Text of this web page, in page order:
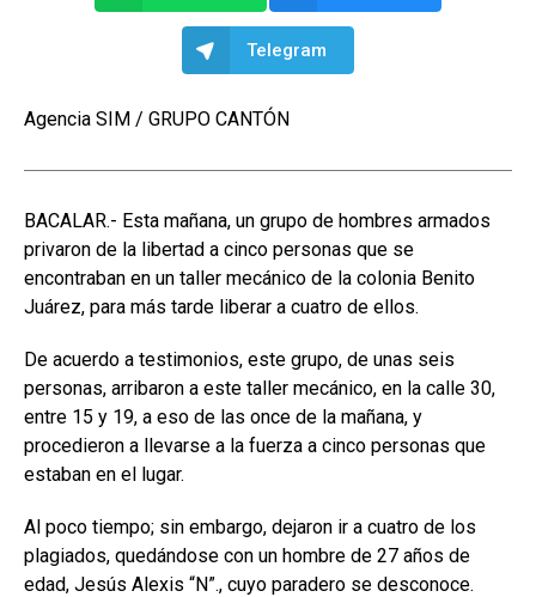
Telegram
Agencia SIM / GRUPO CANTÓN
BACALAR.- Esta mañana, un grupo de hombres armados
privaron de la libertad a cinco personas que se
encontraban en un taller mecánico de la colonia Benito
Juárez, para más tarde liberar a cuatro de ellos.
De acuerdo a testimonios, este grupo, de unas seis
personas, arribaron a este taller mecánico, en la calle 30,
entre 15 y 19, a eso de las once de la mañana, y
procedieron a llevarse a la fuerza a cinco personas que
estaban en el lugar.
Al poco tiempo; sin embargo, dejaron ir a cuatro de los
plagiados, quedándose con un hombre de 27 años de
edad, Jesús Alexis “N”., cuyo paradero se desconoce.